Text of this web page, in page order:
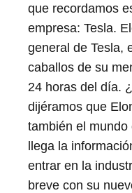
que recordamos
empresa: Tesla.
general de Tesla,
caballos de su
24 horas del día.
dijéramos que
también el
llega la
entrar en la
breve con su